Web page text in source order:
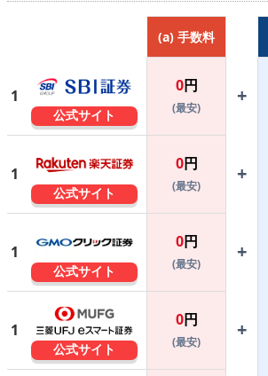
(a) 手数料
1
公式サイト
0円
(最安)
+
1
公式サイト
0円
(最安)
+
1
公式サイト
0円
(最安)
+
1
公式サイト
0円
(最安)
+